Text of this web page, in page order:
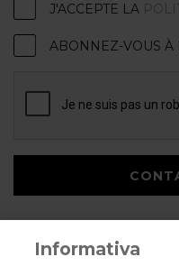
J'ACCEPTE LA
ABONNEZ-VOUS À
Informativa